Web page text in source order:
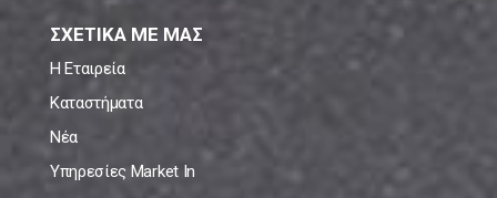
ΣΧΕΤΙΚΑ ΜΕ ΜΑΣ
Η Εταιρεία
Καταστήματα
Νέα
Υπηρεσίες Market In